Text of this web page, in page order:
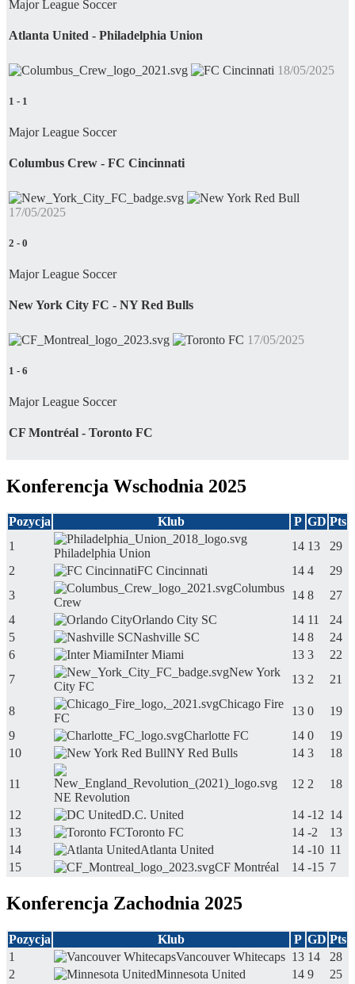
Major League Soccer
Atlanta United - Philadelphia Union
18/05/2025
1 - 1
Major League Soccer
Columbus Crew - FC Cincinnati
17/05/2025
2 - 0
Major League Soccer
New York City FC - NY Red Bulls
17/05/2025
1 - 6
Major League Soccer
CF Montréal - Toronto FC
Konferencja Wschodnia 2025
Pozycja Klub P GD Pts
1
Philadelphia Union
14 13
29
2
FC Cincinnati 14 4
29
3
Columbus
Crew
14 8
27
4
Orlando City SC 14 11
24
5
Nashville SC 14 8
24
6
Inter Miami 13 3
22
7
New York
City FC
13 2 21
8
Chicago Fire
FC
13 0
19
9
Charlotte FC 14 0
19
10
NY Red Bulls 14 3 18
11
NE Revolution
12 2 18
12 D.C. United 14 -12 14
13
Toronto FC 14 -2
13
14
Atlanta United 14 -10 11
15
CF Montréal 14 -15 7
Konferencja Zachodnia 2025
Pozycja Klub P GD Pts
1
Vancouver Whitecaps 13 14
28
2
Minnesota United 14 9
25